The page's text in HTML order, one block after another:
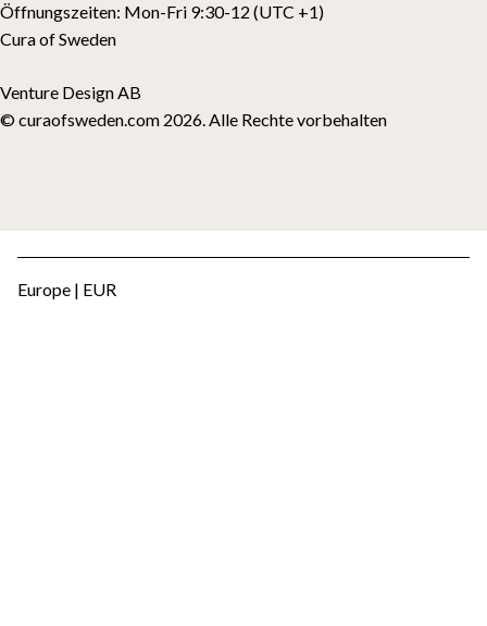
Öffnungszeiten: Mon-Fri 9:30-12 (UTC +1)
Cura of Sweden
Venture Design AB
© curaofsweden.com 2026. Alle Rechte vorbehalten
Europe | EUR